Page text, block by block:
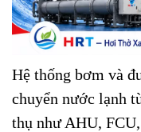
Hệ thống bơm và
chuyển nước lạnh
thụ như AHU,